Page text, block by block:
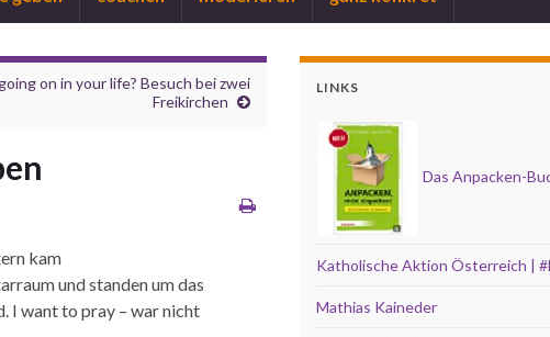
on in your life? Besuch bei zwei
Freikirchen
kam
und standen um das
I want to pray – war nicht
LINKS
Das Anpacken-
Katholische Aktion Österreich |
Mathias Kaineder